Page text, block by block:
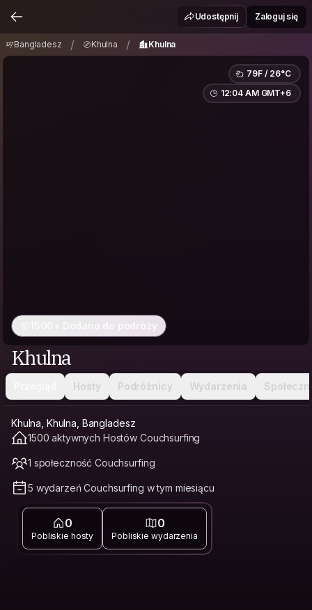
KhulnaUdostępnij Zaloguj się
Bangladesz / Khulna / Khulna
79F / 26°C
12:04 AM GMT+6
1500+ Dodano do podróży
Khulna
Hosty Podróżnicy Wydarzenia
Khulna, Khulna, Bangladesz
1500 aktywnych Hostów Couchsurfing
1 społeczność Couchsurfing
5 wydarzeń Couchsurfing w tym miesiącu
0
Pobliskie hosty
0
Pobliskie wydarzenia